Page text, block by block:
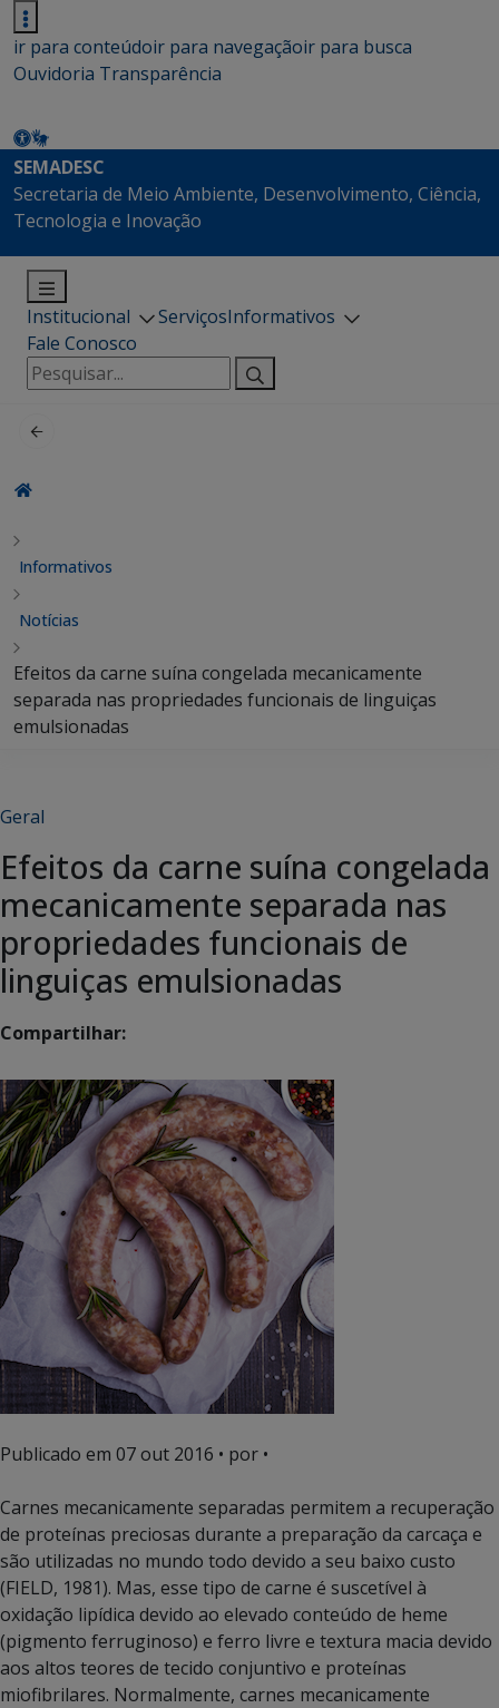
ir para conteúdoir para navegaçãoir para busca
Ouvidoria Transparência
SEMADESC
Secretaria de Meio Ambiente, Desenvolvimento, Ciência,
Tecnologia e Inovação
Institucional ServiçosInformativos
Fale Conosco
Pesquisar
por:
Informativos
Notícias
Efeitos da carne suína congelada mecanicamente
separada nas propriedades funcionais de linguiças
emulsionadas
Geral
Efeitos da carne suína congelada
mecanicamente separada nas
propriedades funcionais de
linguiças emulsionadas
Compartilhar:
Publicado em 07 out 2016 • por •
Carnes mecanicamente separadas permitem a recuperação
de proteínas preciosas durante a preparação da carcaça e
são utilizadas no mundo todo devido a seu baixo custo
(FIELD, 1981). Mas, esse tipo de carne é suscetível à
oxidação lipídica devido ao elevado conteúdo de heme
(pigmento ferruginoso) e ferro livre e textura macia devido
aos altos teores de tecido conjuntivo e proteínas
miofibrilares. Normalmente, carnes mecanicamente